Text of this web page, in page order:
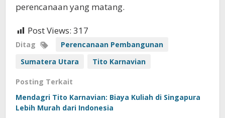
perencanaan yang matang.
Post Views: 317
Ditag
Perencanaan Pembangunan
Sumatera Utara
Tito Karnavian
Posting Terkait
Mendagri Tito Karnavian: Biaya Kuliah di Singapura
Lebih Murah dari Indonesia